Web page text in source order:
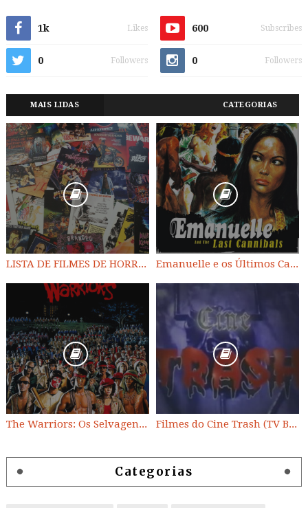
1k Likes 600 Subscribes
0 Followers 0 Followers
MAIS LIDAS CATEGORIAS
LISTA DE FILMES DE HORROR/ TRASH/ SUSPENSE/ SCI-FI/ EXPLOITATION E OUTROS Emanuelle e os Últimos Canibais
The Warriors: Os Selvagens da Noite Filmes do Cine Trash (TV BAND)
Categorias